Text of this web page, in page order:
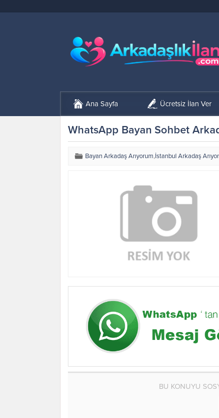
Ana Sayfa Ücretsiz İlan Ver
WhatsApp Bayan Sohbet
Bayan Arkadaş Arıyorum,İstanbul Arkadaş
BU KONUYU